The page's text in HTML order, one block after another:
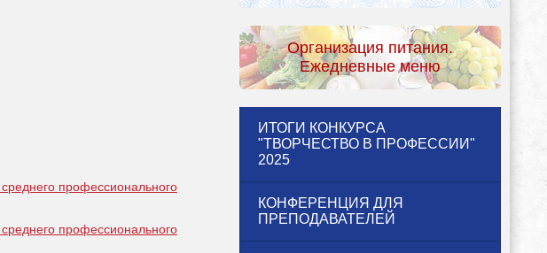
профессионального
профессионального
Организация питания.
Ежедневные меню
ИТОГИ КОНКУРСА
"ТВОРЧЕСТВО В ПРОФЕССИИ"
2025
КОНФЕРЕНЦИЯ ДЛЯ
ПРЕПОДАВАТЕЛЕЙ